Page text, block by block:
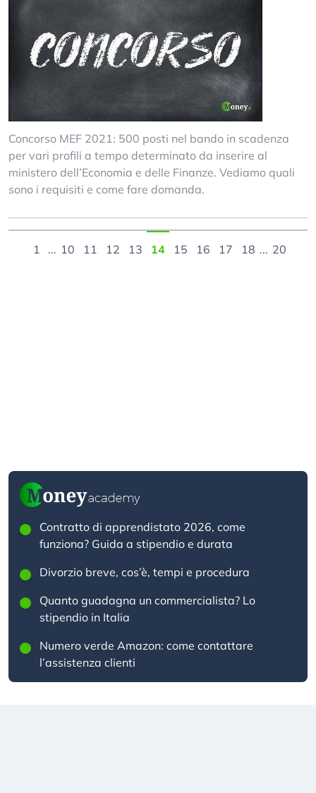
Concorso MEF 2021: 500 posti nel bando in scadenza
per vari profili a tempo determinato da inserire al
ministero dell’Economia e delle Finanze. Vediamo quali
sono i requisiti e come fare domanda.
1 ... 10 11 12 13 14 15 16 17 18 ... 20
Contratto di apprendistato 2026, come
funziona? Guida a stipendio e durata
Divorzio breve, cos’è, tempi e procedura
Quanto guadagna un commercialista? Lo
stipendio in Italia
Numero verde Amazon: come contattare
l’assistenza clienti